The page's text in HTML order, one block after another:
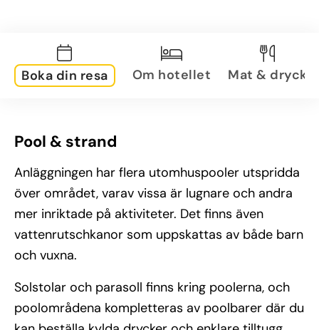
Boka din resa Om hotellet Mat & dryck
Pool & strand
Anläggningen har flera utomhuspooler utspridda
över området, varav vissa är lugnare och andra
mer inriktade på aktiviteter. Det finns även
vattenrutschkanor som uppskattas av både barn
och vuxna.
Solstolar och parasoll finns kring poolerna, och
poolområdena kompletteras av poolbarer där du